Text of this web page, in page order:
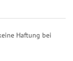
Haftung bei